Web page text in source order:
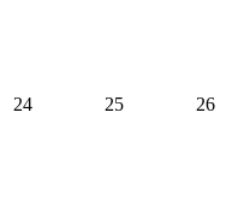
24
25 26